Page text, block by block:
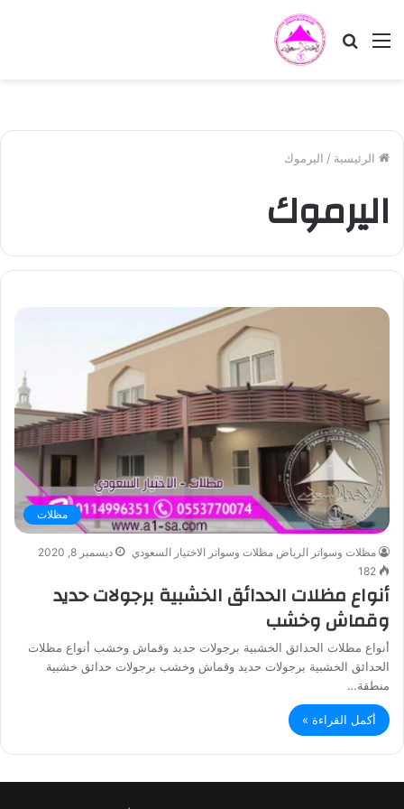
القائمة بحث
الرئيسية / اليرموك
اليرموك
مظلات
مظلات وسواتر الرياض مظلات وسواتر الاختيار السعودي
ديسمبر 8, 2020
182
أنواع مظلات الحدائق الخشبية برجولات حديد
وقماش وخشب
أنواع مظلات الحدائق الخشبية برجولات حديد وقماش وخشب أنواع مظلات
الحدائق الخشبية برجولات حديد وقماش وخشب برجولات حدائق خشبية
منطقة…
أكمل القراءة »